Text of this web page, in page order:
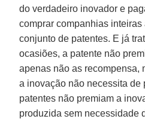
do verdadeiro inovador e
comprar companhias inteiras
conjunto de patentes. E já
ocasiões, a patente não
apenas não as recompensa,
a inovação não necessita de
patentes não premiam a
produzida sem necessidade